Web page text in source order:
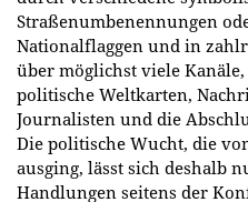
Straßenumbenennungen
Nationalflaggen und in
über möglichst viele
politische Weltkarten,
Journalisten und die
Die politische Wucht, die
ausging, lässt sich deshalb
Handlungen seitens der